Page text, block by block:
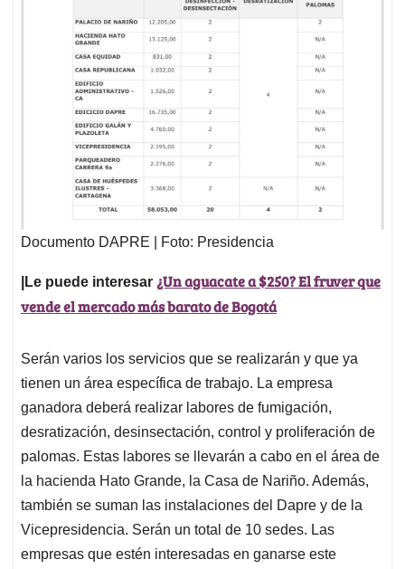
Documento DAPRE | Foto: Presidencia
|Le puede interesar ¿Un aguacate a $250? El fruver que
vende el mercado más barato de Bogotá
Serán varios los servicios que se realizarán y que ya
tienen un área específica de trabajo. La empresa
ganadora deberá realizar labores de fumigación,
desratización, desinsectación, control y proliferación de
palomas. Estas labores se llevarán a cabo en el área de
la hacienda Hato Grande, la Casa de Nariño. Además,
también se suman las instalaciones del Dapre y de la
Vicepresidencia. Serán un total de 10 sedes. Las
empresas que estén interesadas en ganarse este